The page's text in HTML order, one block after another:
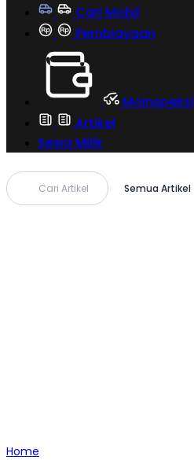
Cari Mobil
Pembiayaan
MoInspeksi
Artikel
Sewa Milik
Cari Artikel Semua Artikel
Home